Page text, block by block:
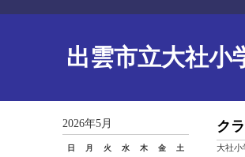
出雲市立大社小
ク
大社小
2026年5月
日 月 火 水 木 金
土